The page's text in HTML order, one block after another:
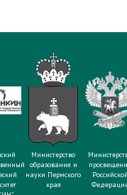
Министерство
образования и
науки Пермского
края